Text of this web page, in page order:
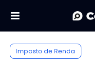
Imposto de Renda